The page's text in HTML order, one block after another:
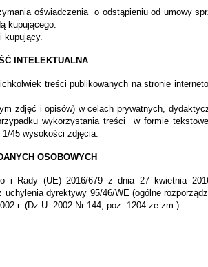
oświadczenia o odstąpieniu od umowy
kupującego.
kupujący.
INTELEKTUALNA
treści publikowanych na stronie
zdjęć i opisów) w celach prywatnych,
wykorzystania treści w formie
45 wysokości zdjęcia.
OSOBOWYCH
i Rady (UE) 2016/679 z dnia 27 kwietnia
dyrektywy 95/46/WE (ogólne
r. (Dz.U. 2002 Nr 144, poz. 1204 ze zm.).